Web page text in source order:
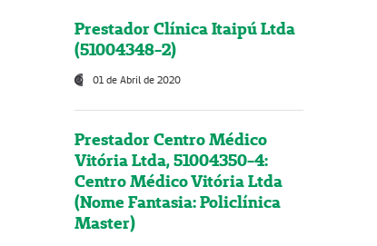
Prestador Clínica Itaipú Ltda
(51004348-2)
01 de Abril de 2020
Prestador Centro Médico
Vitória Ltda, 51004350-4:
Centro Médico Vitória Ltda
(Nome Fantasia: Policlínica
Master)